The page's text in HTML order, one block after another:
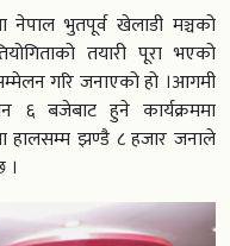
नेपाल भुतपूर्व खेलाडी मञ्चको
तयारी पूरा भएको
गरि जनाएको हो ।आगमी
६ बजेबाट हुने कार्यक्रममा
हालसम्म झण्डै ८ हजार जनाले
।